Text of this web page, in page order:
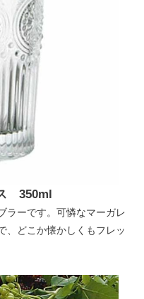
350ml
ラーです。可憐なマーガレ
、どこか懐かしくもフレッ